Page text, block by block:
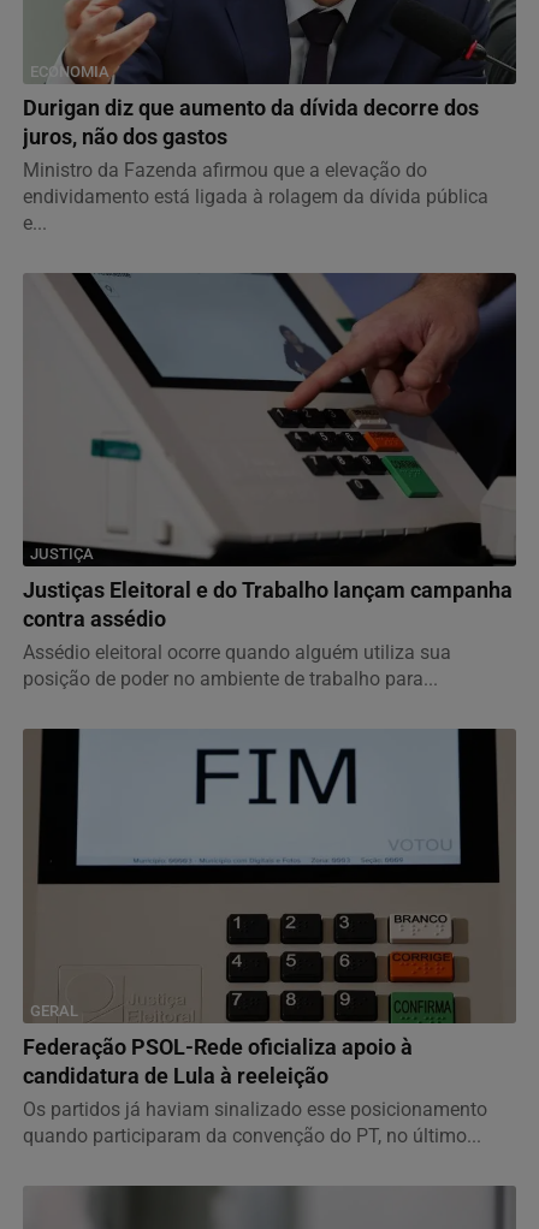
ECONOMIA
Durigan diz que aumento da dívida decorre dos
juros, não dos gastos
Ministro da Fazenda afirmou que a elevação do
endividamento está ligada à rolagem da dívida pública
e...
JUSTIÇA
Justiças Eleitoral e do Trabalho lançam campanha
contra assédio
Assédio eleitoral ocorre quando alguém utiliza sua
posição de poder no ambiente de trabalho para...
GERAL
Federação PSOL-Rede oficializa apoio à
candidatura de Lula à reeleição
Os partidos já haviam sinalizado esse posicionamento
quando participaram da convenção do PT, no último...